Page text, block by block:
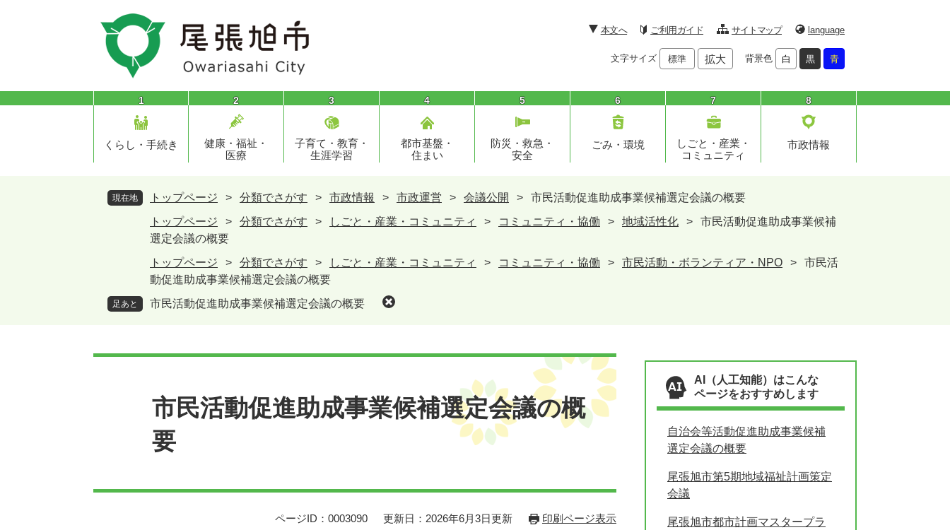
頭
飛
本文へ ご利用ガイド サイトマップ language
文字サイズ 標準 拡大 背景色 白 黒 青
1
くらし・手続き
2
健康・福祉・
医療
3
子育て・教育・
生涯学習
4
都市基盤・
住まい
5
防災・救急・
安全
6
ごみ・環境
7
しごと・産業・
コミュニティ
8
市政情報
現在地 トップページ > 分類でさがす > 市政情報 > 市政運営 > 会議公開 >
市民活動促進助成事業候補選定会議の概要
トップページ
> 分類でさがす > しごと・産業・コミュニティ > コミュニティ・協働 > 地域活性化 >
市民活動促進助成事業候補
選定会議の概要
トップページ
> 分類でさがす > しごと・産業・コミュニティ > コミュニティ・協働 > 市民活動・ボランティア・NPO >
市民活
動促進助成事業候補選定会議の概要
足あと 市民活動促進助成事業候補選定会議の概要
市民活動促進助成事業候補選定会議の概
要
ページID：0003090 更新日：2026年6月3日更新 印刷ページ表示
AI（人工知能）はこんな
ページをおすすめします
自治会等活動促進助成事業候補
選定会議の概要
尾張旭市第5期地域福祉計画策定
会議
尾張旭市都市計画マスタープラ